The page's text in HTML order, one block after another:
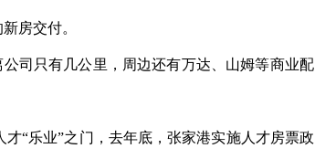
房交付。
司只有几公里，周边还有万达、山姆等商业配
“乐业”之门，去年底，张家港实施人才房票政